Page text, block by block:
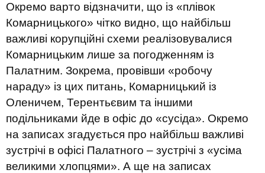
Окремо варто відзначити, що із «плівок
Комарницького» чітко видно, що найбільш
важливі корупційні схеми реалізовувалися
Комарницьким лише за погодженням із
Палатним. Зокрема, провівши «робочу
нараду» із цих питань, Комарницький із
Оленичем, Терентьєвим та іншими
подільниками йде в офіс до «сусіда». Окремо
на записах згадується про найбільш важливі
зустрічі в офісі Палатного – зустрічі з «усіма
великими хлопцями». А ще на записах